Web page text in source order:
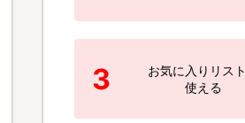
3
お気に入りリス
使える